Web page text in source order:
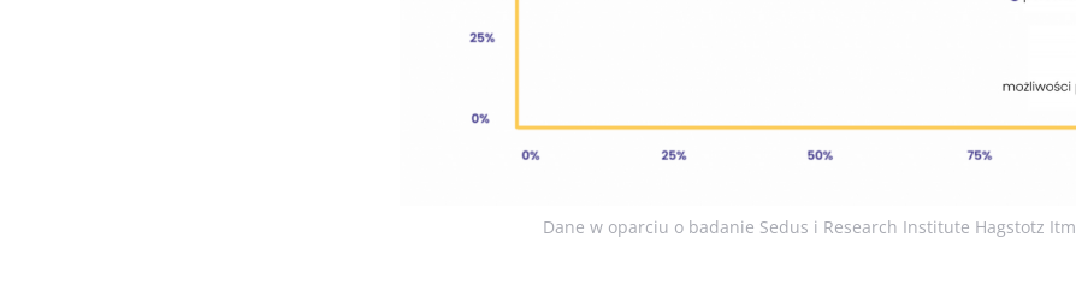
Dane w oparciu o badanie Sedus i Research Institute Hagstotz Itm